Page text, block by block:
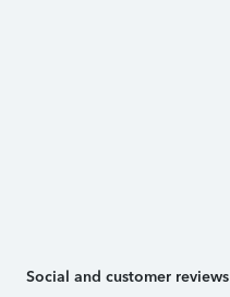
Social and customer reviews